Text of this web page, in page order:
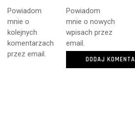
Powiadom
mnie o
kolejnych
komentarzach
przez email.
Powiadom
mnie o nowych
wpisach przez
email.